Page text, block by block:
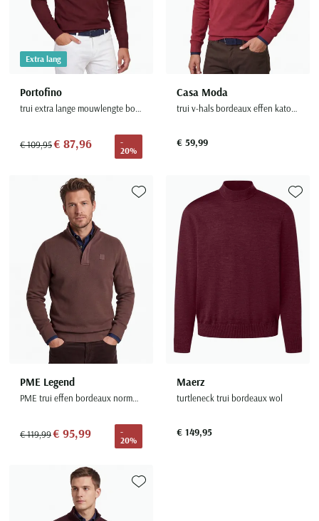
Portofino
trui extra lange mouwlengte bordeaux merinowol
€ 109,95€ 87,96
-
20%
Extra lang
Casa Moda
trui v-hals bordeaux effen katoen
€ 59,99
PME Legend
PME trui effen bordeaux normale fit half zip
€ 119,99€ 95,99
-
20%
Toevoegen aan favorieten
Maerz
turtleneck trui bordeaux wol
€ 149,95